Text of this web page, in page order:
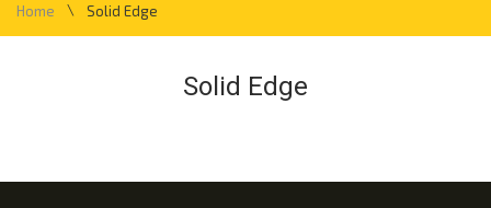
Home \ Solid Edge
Solid Edge